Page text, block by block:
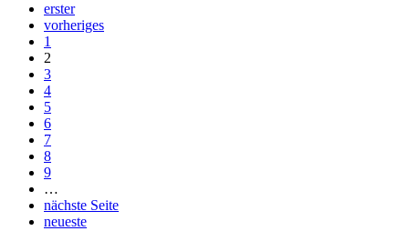
erster
vorheriges
1
2
3
4
5
6
7
8
9
…
nächste Seite
neueste